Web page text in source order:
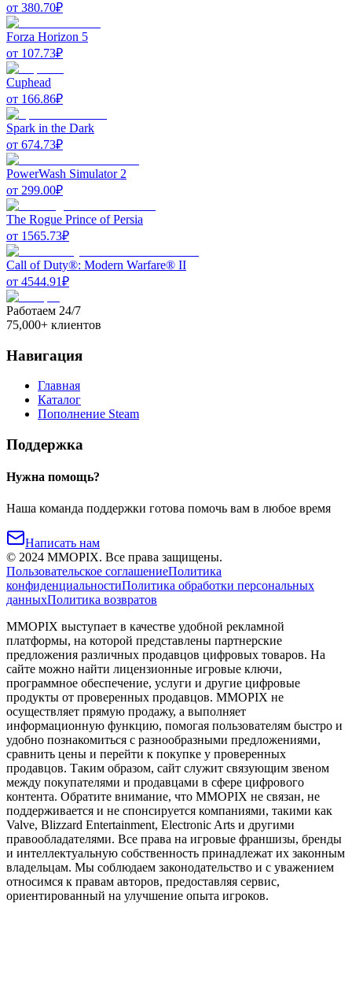
от 380.70₽
Forza Horizon 5
от 107.73₽
Cuphead
от 166.86₽
Spark in the Dark
от 674.73₽
PowerWash Simulator 2
от 299.00₽
The Rogue Prince of Persia
от 1565.73₽
Call of Duty®: Modern Warfare® II
от 4544.91₽
Работаем 24/7
75,000+ клиентов
Навигация
Главная
Каталог
Пополнение Steam
Поддержка
Нужна помощь?
Наша команда поддержки готова помочь вам в любое время
Написать нам
© 2024 MMOPIX. Все права защищены.
Пользовательское соглашениеПолитика
конфиденциальностиПолитика обработки персональных
данныхПолитика возвратов
MMOPIX выступает в качестве удобной рекламной
платформы, на которой представлены партнерские
предложения различных продавцов цифровых товаров. На
сайте можно найти лицензионные игровые ключи,
программное обеспечение, услуги и другие цифровые
продукты от проверенных продавцов. MMOPIX не
осуществляет прямую продажу, а выполняет
информационную функцию, помогая пользователям быстро и
удобно познакомиться с разнообразными предложениями,
сравнить цены и перейти к покупке у проверенных
продавцов. Таким образом, сайт служит связующим звеном
между покупателями и продавцами в сфере цифрового
контента. Обратите внимание, что MMOPIX не связан, не
поддерживается и не спонсируется компаниями, такими как
Valve, Blizzard Entertainment, Electronic Arts и другими
правообладателями. Все права на игровые франшизы, бренды
и интеллектуальную собственность принадлежат их законным
владельцам. Мы соблюдаем законодательство и с уважением
относимся к правам авторов, предоставляя сервис,
ориентированный на улучшение опыта игроков.